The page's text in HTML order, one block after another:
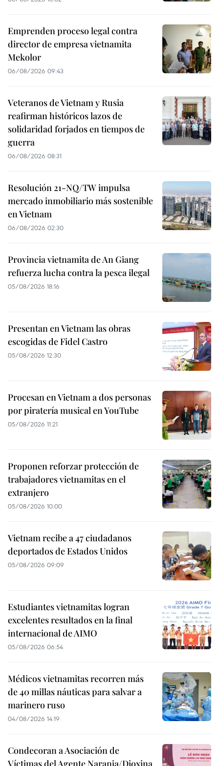
Emprenden proceso legal contra
director de empresa vietnamita
Mekolor
06/08/2026 09:43
Veteranos de Vietnam y Rusia
reafirman históricos lazos de
solidaridad forjados en tiempos de
guerra
06/08/2026 08:31
Resolución 21-NQ/TW impulsa
mercado inmobiliario más sostenible
en Vietnam
06/08/2026 02:30
Provincia vietnamita de An Giang
refuerza lucha contra la pesca ilegal
05/08/2026 18:16
Presentan en Vietnam las obras
escogidas de Fidel Castro
05/08/2026 12:30
Procesan en Vietnam a dos personas
por piratería musical en YouTube
05/08/2026 11:21
Proponen reforzar protección de
trabajadores vietnamitas en el
extranjero
05/08/2026 10:00
Vietnam recibe a 47 ciudadanos
deportados de Estados Unidos
05/08/2026 09:09
Estudiantes vietnamitas logran
excelentes resultados en la final
internacional de AIMO
05/08/2026 06:54
Médicos vietnamitas recorren más
de 40 millas náuticas para salvar a
marinero ruso
04/08/2026 14:19
Condecoran a Asociación de
Víctimas del Agente Naranja/Dioxina